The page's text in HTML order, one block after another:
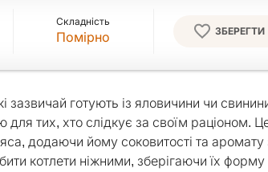
Складність
Помірно ЗБЕРЕГТИ
зазвичай готують із яловичини чи
для тих, хто слідкує за своїм раціоном.
додаючи йому соковитості та аромату
котлети ніжними, зберігаючи їх форму